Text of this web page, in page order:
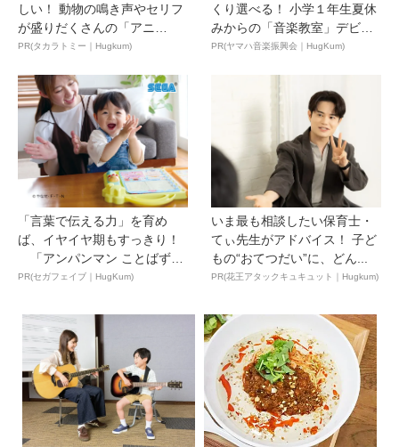
しい！ 動物の鳴き声やセリフ
が盛りだくさんの「アニ
ア ...
PR(タカラトミー｜Hugkum)
くり選べる！ 小学１年生夏休
みからの「音楽教室」デビ
ュ...
PR(ヤマハ音楽振興会｜HugKum)
「言葉で伝える力」を育め
ば、イヤイヤ期もすっきり！
「アンパンマン ことばずか
ん...
PR(セガフェイブ｜HugKum)
いま最も相談したい保育士・
てぃ先生がアドバイス！ 子ど
もの“おてつだい”に、どん...
PR(花王アタックキュキュット｜Hugkum)